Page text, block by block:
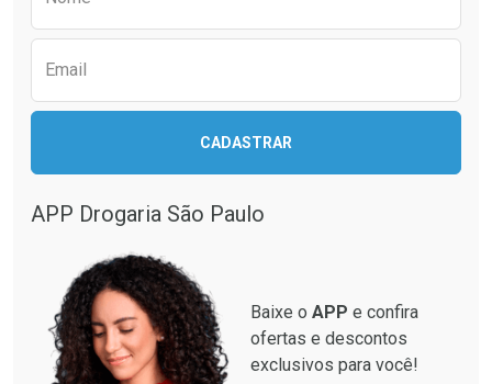
Email
CADASTRAR
APP Drogaria São Paulo
Baixe o APP e confira
ofertas e descontos
exclusivos para você!